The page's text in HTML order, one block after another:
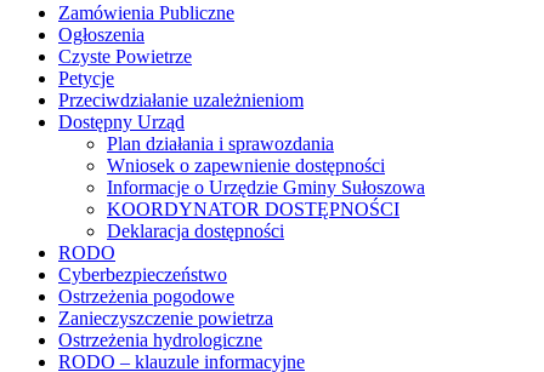
Zamówienia Publiczne
Ogłoszenia
Czyste Powietrze
Petycje
Przeciwdziałanie uzależnieniom
Dostępny Urząd
Plan działania i sprawozdania
Wniosek o zapewnienie dostępności
Informacje o Urzędzie Gminy Sułoszowa
KOORDYNATOR DOSTĘPNOŚCI
Deklaracja dostępności
RODO
Cyberbezpieczeństwo
Ostrzeżenia pogodowe
Zanieczyszczenie powietrza
Ostrzeżenia hydrologiczne
RODO – klauzule informacyjne